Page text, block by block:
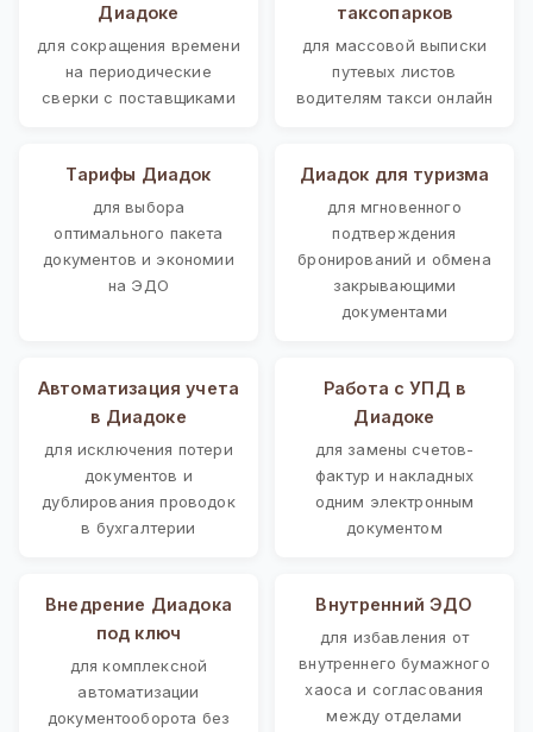
Диадоке
для сокращения времени
на периодические
сверки с поставщиками
таксопарков
для массовой выписки
путевых листов
водителям такси онлайн
Тарифы Диадок
для выбора
оптимального пакета
документов и экономии
на ЭДО
Диадок для туризма
для мгновенного
подтверждения
бронирований и обмена
закрывающими
документами
Автоматизация учета
в Диадоке
для исключения потери
документов и
дублирования проводок
в бухгалтерии
Работа с УПД в
Диадоке
для замены счетов-
фактур и накладных
одним электронным
документом
Внедрение Диадока
под ключ
для комплексной
автоматизации
документооборота без
Внутренний ЭДО
для избавления от
внутреннего бумажного
хаоса и согласования
между отделами